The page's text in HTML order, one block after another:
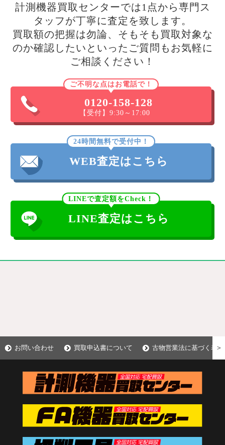
計測機器買取センターでは1点から専門ス
タッフが丁寧に査定を致します。
買取額の把握は勿論、そもそも買取対象な
のか確認したいといったご質問もお気軽に
ご相談ください！
ご不明な点はお電話で！
0120-158-128
【受付】9:30～17:00
24時間無料で受付中！
WEB査定はこちら
LINEで査定額をCheck！
LINE査定はこちら
お問い合わせ 買取申込書について 古物営業法に基づく表示
＞